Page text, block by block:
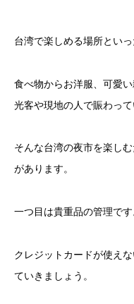
台湾で楽しめる場所といっ
食べ物からお洋服、可愛
光客や現地の人で賑わって
そんな台湾の夜市を楽し
があります。
一つ目は貴重品の管理です
クレジットカードが使え
ていきましょう。